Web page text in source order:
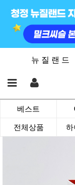
뉴 질 랜 드
베스트
전체상품 하